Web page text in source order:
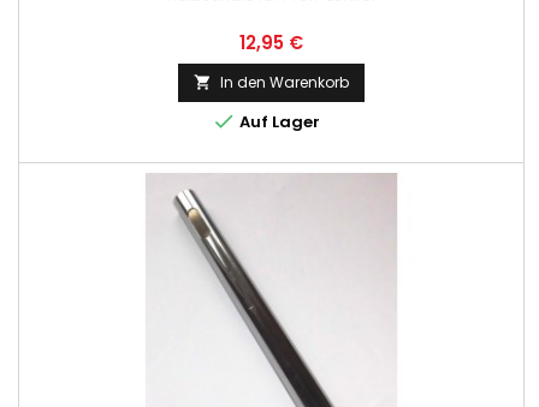
Preis
12,95 €
 In den Warenkorb
 Auf Lager